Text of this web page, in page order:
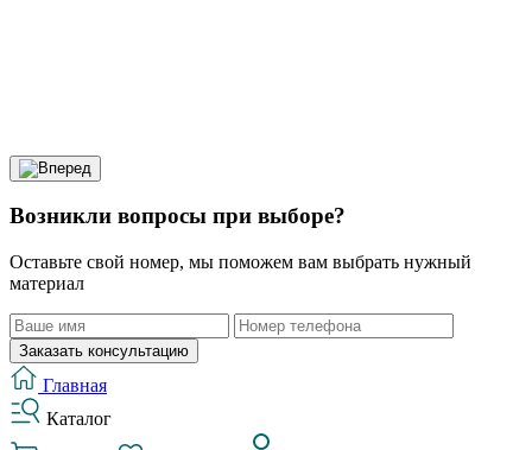
Возникли вопросы при выборе?
Оставьте свой номер, мы поможем вам выбрать нужный
материал
Заказать консультацию
Главная
Каталог